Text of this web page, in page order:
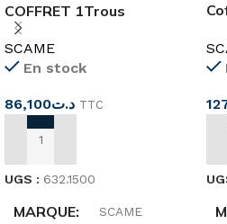
COFFRET 1Trous
4MODULE IP66 SCAME
SCAME
En stock
د.ت86,100 TTC
AJOUTER AU PANIER
UGS : 632.1500
MARQUE SCAME